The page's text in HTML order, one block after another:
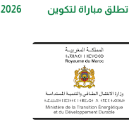
تطلق مباراة لتكوين